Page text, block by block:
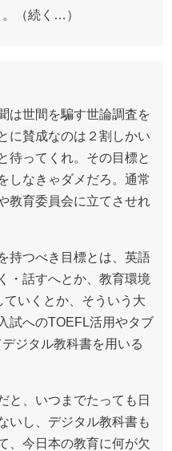
（続く…）
は世間を騙す世論調査を
に賛成なのは２割しかい
待ってくれ。その目標と
しなきゃダメだろ。通常
教育委員会に立てさせれ
持つべき目標とは、英語
・話すへとか、教育環境
いくとか、そういう大
試へのTOEFL活用やタブ
ジタル教科書を用いる
と、いつまでたっても日
いし、デジタル教科書も
、今日本の教育に何が欠